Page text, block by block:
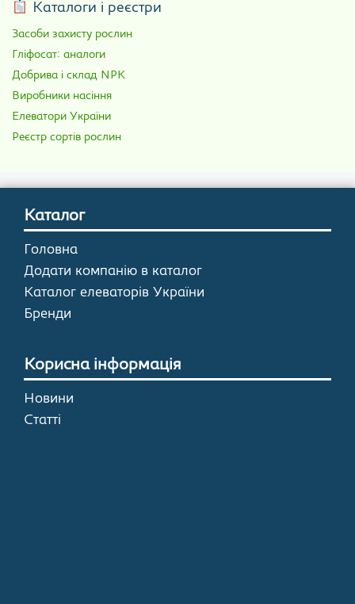
Каталоги і реєстри
Засоби захисту рослин
Гліфосат: аналоги
Добрива і склад NPK
Виробники насіння
Елеватори України
Реєстр сортів рослин
Каталог
Головна
Додати компанію в каталог
Каталог елеваторів України
Бренди
Корисна інформація
Новини
Статті